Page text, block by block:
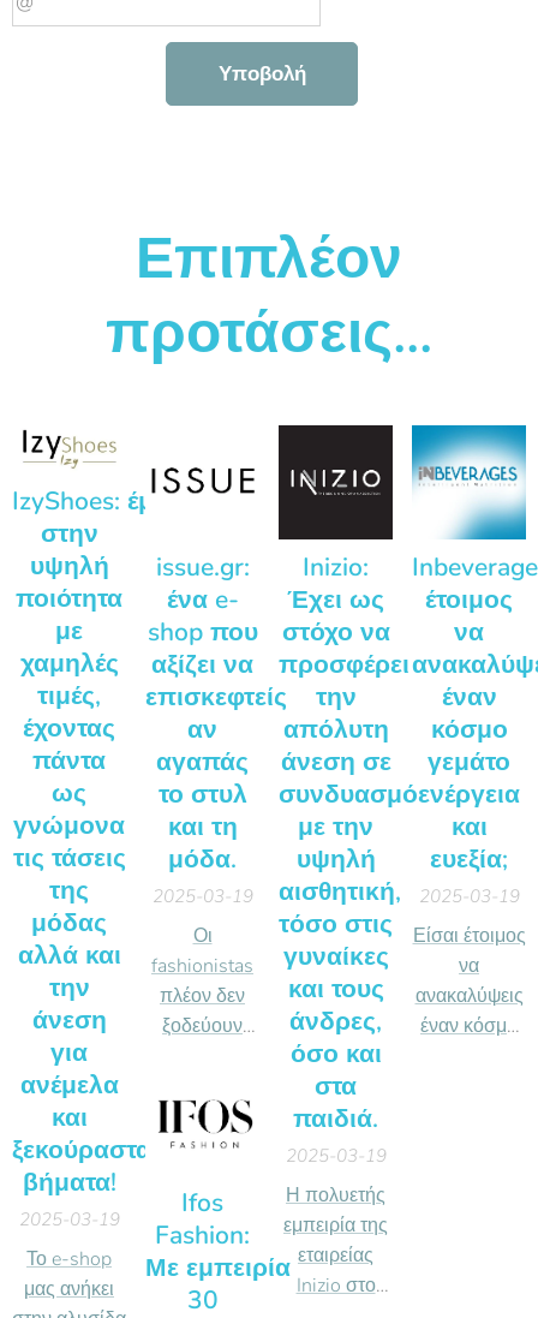
Υποβολή
Επιπλέον
προτάσεις...
IzyShoes: έμφαση
στην
υψηλή
ποιότητα
με
χαμηλές
τιμές,
έχοντας
πάντα
ως
γνώμονα
τις τάσεις
της
μόδας
αλλά και
την
άνεση
για
ανέμελα
και
ξεκούραστα
βήματα!
2025-03-19
Το e-shop
μας ανήκει
issue.gr:
ένα e-
shop που
αξίζει να
επισκεφτείς
αν
αγαπάς
το στυλ
και τη
μόδα.
2025-03-19
Οι
fashionistas
πλέον δεν
ξοδεύουν
αλλά
αποκτούν τα
trends από
το issue.gr,
ένα e-shop
που αξίζει να
Inizio:
Έχει ως
στόχο να
προσφέρει
την
απόλυτη
άνεση σε
συνδυασμό
με την
υψηλή
αισθητική,
τόσο στις
γυναίκες
και τους
άνδρες,
όσο και
στα
παιδιά.
2025-03-19
Η πολυετής
εμπειρία της
εταιρείας
Inizio στο
έτοιμος
να
έναν
κόσμο
γεμάτο
ενέργεια
και
ευεξία;
2025-03-19
Είσαι έτοιμος
να
ανακαλύψεις
έναν κόσμο
Ifos
Fashion:
Με εμπειρία
30